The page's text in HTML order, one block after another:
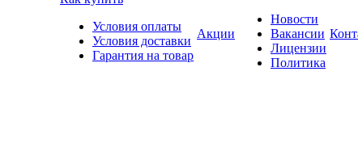
Условия оплаты
Условия доставки
Гарантия на товар
Акции
Новости
Вакансии
Лицензии
Политика